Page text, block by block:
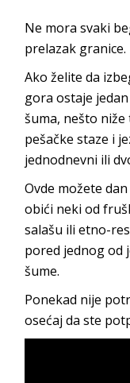
Ne mora svaki
prelazak granice.
Ako želite da
gora ostaje
šuma, nešto
pešačke staze i
jednodnevni ili
Ovde možete
obići neki od
salašu ili etno-
pored jednog od
šume.
Ponekad nije
osećaj da ste